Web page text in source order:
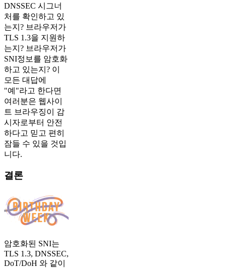
DNSSEC 시그너
처를 확인하고 있
는지? 브라우저가
TLS 1.3을 지원하
는지? 브라우저가
SNI정보를 암호화
하고 있는지? 이
모든 대답에
"예"라고 한다면
여러분은 웹사이
트 브라우징이 감
시자로부터 안전
하다고 믿고 편히
잠들 수 있을 것입
니다.
결론
암호화된 SNI는
TLS 1.3, DNSSEC,
DoT/DoH 와 같이